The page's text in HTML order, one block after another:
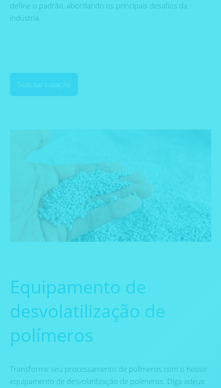
define o padrão, abordando os principais desafios da
indústria.
Solicitar cotação
Equipamento de
desvolatilização de
polímeros
Transforme seu processamento de polímeros com o nosso
equipamento de desvolatilização de polímeros. Diga adeus